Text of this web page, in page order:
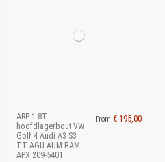
ARP 1.8T
hoofdlagerbout VW
Golf 4 Audi A3 S3
TT AGU AUM BAM
APX 209-5401
From € 195,00